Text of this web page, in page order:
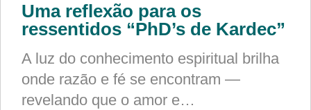
Uma reflexão para os
ressentidos “PhD’s de Kardec”
A luz do conhecimento espiritual brilha
onde razão e fé se encontram —
revelando que o amor e…